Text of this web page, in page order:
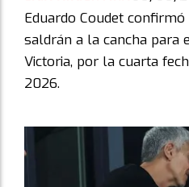
Eduardo Coudet
saldrán a la cancha para
Victoria, por la cuarta
2026.